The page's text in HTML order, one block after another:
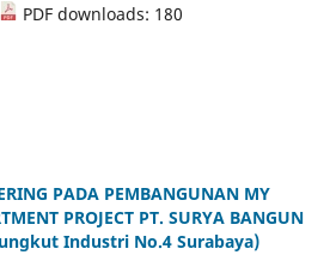
PDF downloads: 180
PADA PEMBANGUNAN MY
PROJECT PT. SURYA BANGUN
Industri No.4 Surabaya)